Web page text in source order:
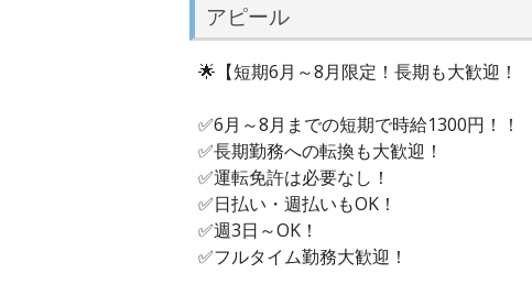
アピール
🌟【短期6月～8月限定！長期も大歓迎
✅6月～8月までの短期で時給1300円！！
✅長期勤務への転換も大歓迎！
✅運転免許は必要なし！
✅日払い・週払いもOK！
✅週3日～OK！
✅フルタイム勤務大歓迎！